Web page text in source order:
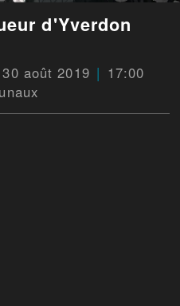
d'Yverdon
août 2019
17:00